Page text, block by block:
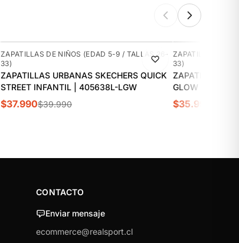
-5%
ZAPATILLAS DE NIÑOS (EDAD 5-9 / TALLAS 26-
33)
ZAPATILLAS URBANAS SKECHERS QUICK
STREET INFANTIL | 405638L-LGW
$37.990$39.990
-10%
ZAPATILLAS DE
33)
ZAPATILLAS
GLOW ULTRA
$35.990
CONTACTO
Enviar mensaje
ecommerce@realsport.cl